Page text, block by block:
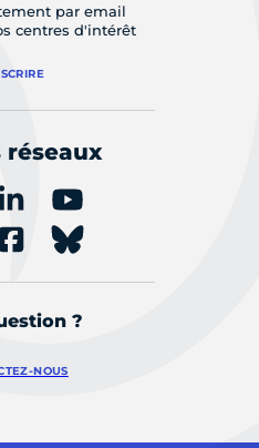
par email
centres d'intérêt
réseaux
?
NOUS